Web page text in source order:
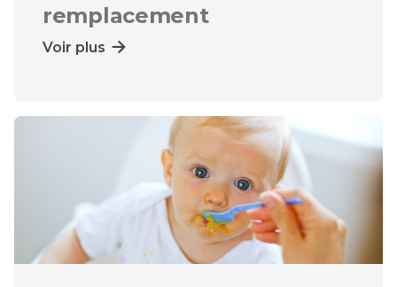
remplacement
Voir plus